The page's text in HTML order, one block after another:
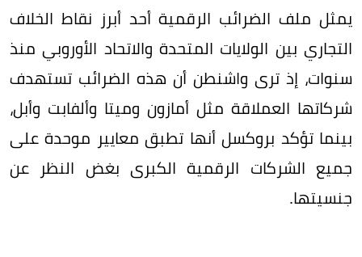
يمثل ملف الضرائب الرقمية أحد أبرز نقاط الخلاف
التجاري بين الولايات المتحدة والاتحاد الأوروبي منذ
سنوات، إذ ترى واشنطن أن هذه الضرائب تستهدف
شركاتها العملاقة مثل أمازون وميتا وألفابت وأبل،
بينما تؤكد بروكسل أنها تطبق معايير موحدة على
جميع الشركات الرقمية الكبرى بغض النظر عن
جنسيتها.